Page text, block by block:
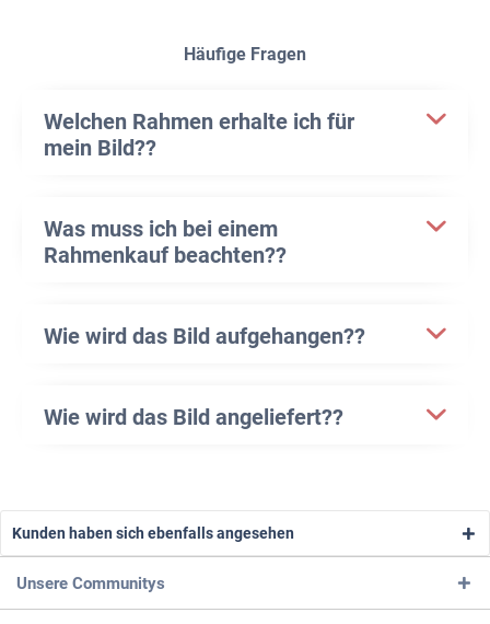
Häufige Fragen
Welchen Rahmen erhalte ich für
mein Bild??
Was muss ich bei einem
Rahmenkauf beachten??
Wie wird das Bild aufgehangen??
Wie wird das Bild angeliefert??
Kunden haben sich ebenfalls angesehen
Unsere Communitys